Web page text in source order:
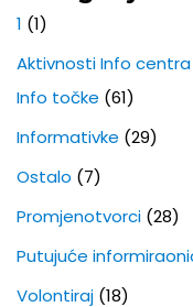
1 (1)
Aktivnosti Info
Info točke (61)
Informativke (29)
Ostalo (7)
Promjenotvorci (28)
Putujuće
Volontiraj (18)